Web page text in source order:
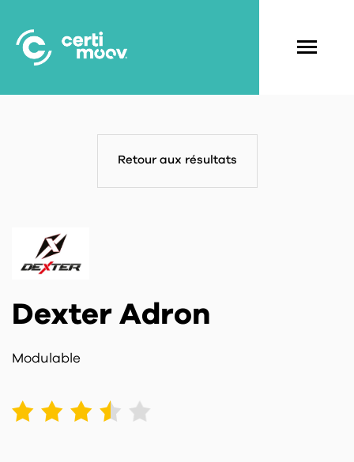
contenu
principal
Retour aux résultats
Dexter Adron
Modulable
2 3 4 5